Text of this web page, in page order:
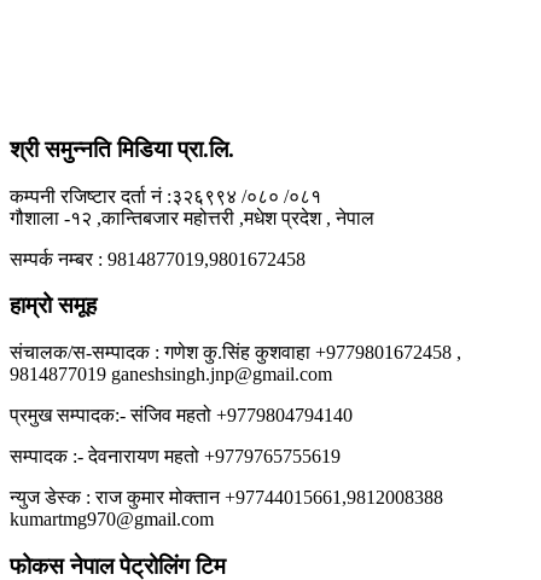
श्री समुन्नति मिडिया प्रा.लि.
कम्पनी रजिष्टार दर्ता नं :३२६९९४ /०८० /०८१
गौशाला -१२ ,कान्तिबजार महोत्तरी ,मधेश प्रदेश , नेपाल
सम्पर्क नम्बर : 9814877019,9801672458
हाम्रो समूह
संचालक/स-सम्पादक : गणेश कु.सिंह कुशवाहा +9779801672458 ,
9814877019 ganeshsingh.jnp@gmail.com
प्रमुख सम्पादक:- संजिव महतो +9779804794140
सम्पादक :- देवनारायण महतो +9779765755619
न्युज डेस्क : राज कुमार मोक्तान +97744015661,9812008388
kumartmg970@gmail.com
फोकस नेपाल पेट्रोलिंग टिम